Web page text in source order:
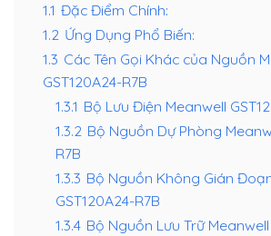
1.1 Đặc Điểm Chính:
1.2 Ứng Dụng Phổ Biến:
1.3 Các Tên Gọi Khác của Nguồn
GST120A24-R7B
1.3.1 Bộ Lưu Điện Meanwell
1.3.2 Bộ Nguồn Dự Phòng
R7B
1.3.3 Bộ Nguồn Không Gián
GST120A24-R7B
1.3.4 Bộ Nguồn Lưu Trữ Meanwell